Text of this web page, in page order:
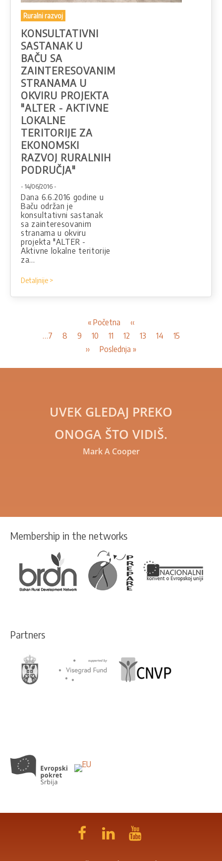
Ruralni razvoj
KONSULTATIVNI
SASTANAK U
BAČU SA
ZAINTERESOVANIM
STRANAMA U
OKVIRU PROJEKTA
"ALTER - AKTIVNE
LOKALNE
TERITORIJE ZA
EKONOMSKI
RAZVOJ RURALNIH
PODRUČJA"
- 14/06/2016 -
Dana 6.6.2016 godine u
Baču održan je
konsultativni sastanak
sa zainteresovanim
stranama u okviru
projekta "ALTER -
Aktivne lokalne teritorije
za…
Detaljnije >
First
page
« Početna
Previous
page
‹‹
Page
…7 Page
8 Page
9 Page
10 Page
11 Page
12 Page
13
Current
14 Page
15
Next
››
Last
Poslednja »
UVEK GLEDAJ PREKO
ONOGA ŠTO VIDIŠ.
Mark A Cooper
Membership in the networks
Partners